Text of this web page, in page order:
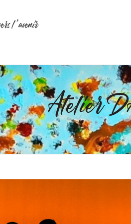
l ’avenir
Atelier